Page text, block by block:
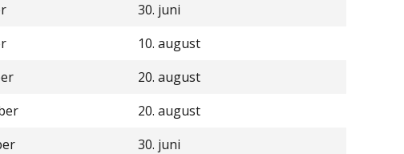
30. juni
10. august
20. august
20. august
30. juni